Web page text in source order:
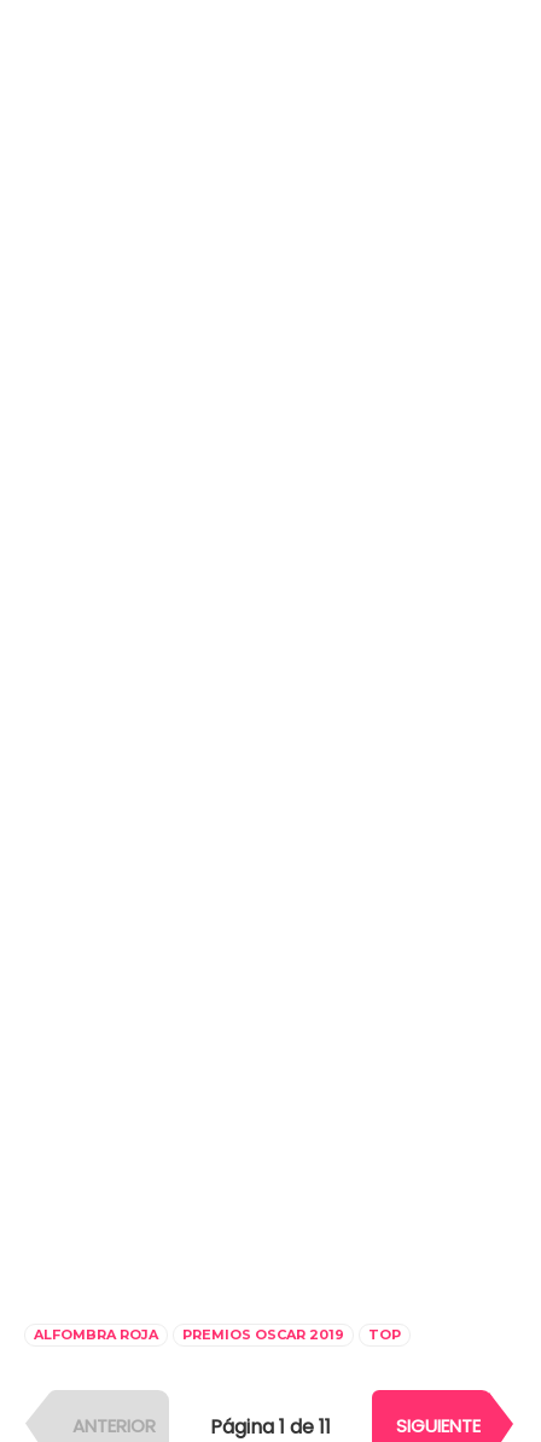
ALFOMBRA ROJA PREMIOS OSCAR 2019 TOP
ANTERIOR Página 1 de 11 SIGUIENTE